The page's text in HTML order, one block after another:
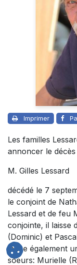
Imprimer
Les familles
annoncer le décès
M. Gilles Lessard
décédé le 7
le conjoint de
Lessard et de feu
conjointe, il laisse
(Dominic) et
laisse également
soeurs: Murielle